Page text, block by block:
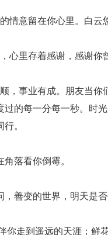
情意留在你心里。白云
心里存着感谢，感谢你
，事业有成。朋友当
的每一分每一秒。时
。
落看你倒霉。
善变的世界，明天是否
你走到遥远的天涯；鲜